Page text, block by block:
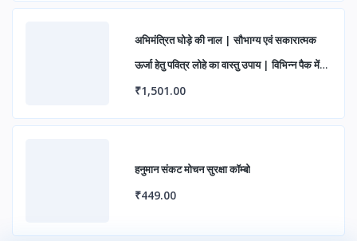
अभिमंत्रित घोड़े की नाल | सौभाग्य एवं सकारात्मक
ऊर्जा हेतु पवित्र लोहे का वास्तु उपाय | विभिन्न पैक में
उपलब्ध
₹1,501.00
हनुमान संकट मोचन सुरक्षा कॉम्बो
₹449.00